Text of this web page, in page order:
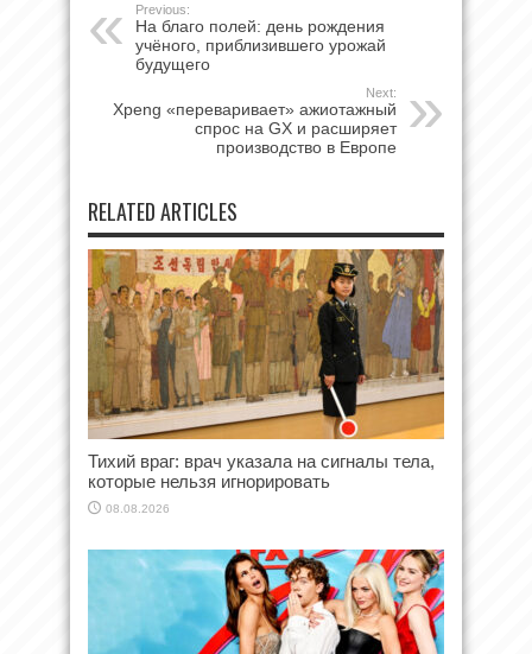
Previous:
На благо полей: день рождения
учёного, приблизившего урожай
будущего
Next:
Xpeng «переваривает» ажиотажный
спрос на GX и расширяет
производство в Европе
RELATED ARTICLES
Тихий враг: врач указала на сигналы тела,
которые нельзя игнорировать
08.08.2026